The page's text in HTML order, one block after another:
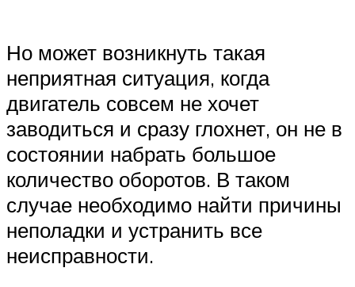
Но может возникнуть такая
неприятная ситуация, когда
двигатель совсем не хочет
заводиться и сразу глохнет, он не в
состоянии набрать большое
количество оборотов. В таком
случае необходимо найти причины
неполадки и устранить все
неисправности.